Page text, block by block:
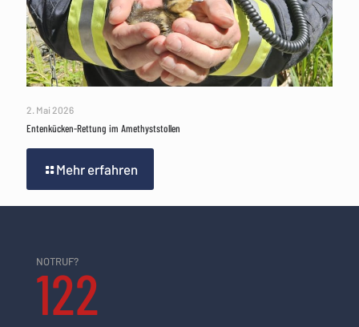
2. Mai 2026
Entenkücken-Rettung im Amethyststollen
Mehr erfahren
NOTRUF?
122